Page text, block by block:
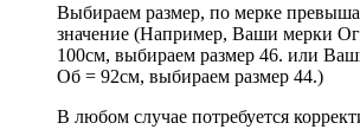
Выбираем размер, по мерке
значение (Например, Ваши мерки
100см, выбираем размер 46. или
Об = 92см, выбираем размер 44.)
В любом случае потребуется